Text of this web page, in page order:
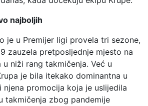
najboljih
je u Premijer ligi provela tri sezone,
zauzela pretposljednje mjesto na
niži rang takmičenja. Već u
je bila itekako dominantna u
promocija koja je uslijedila
takmičenja zbog pandemije